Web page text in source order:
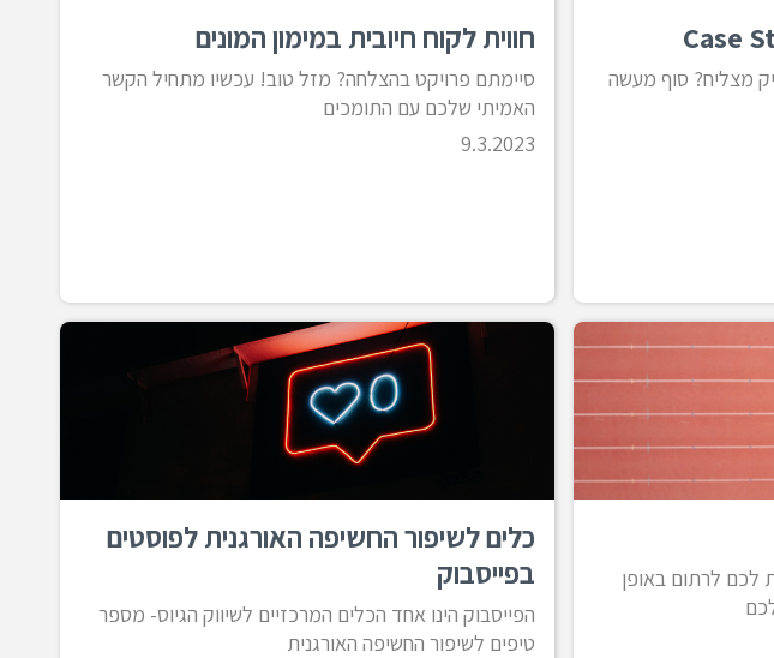
חווית לקוח חיובית במימון המונים
סיימתם פרויקט בהצלחה? מזל טוב! עכשיו מתחיל הקשר
האמיתי שלכם עם התומכים
9.3.2023
מצליח? סוף מעשה
כלים לשיפור החשיפה האורגנית לפוסטים
בפייסבוק
הפייסבוק הינו אחד הכלים המרכזיים לשיווק הגיוס- מספר
טיפים לשיפור החשיפה האורגנית
לכם לרתום באופן